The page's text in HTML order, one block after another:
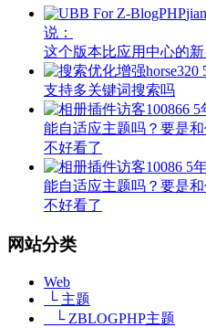
说：
这个版本比应用中心的新
horse320
支持多关键词搜索吗
访客100866 5
能自适应主题吗？要是
不好看了
访客10086 5
能自适应主题吗？要是
不好看了
网站分类
Web
└ 主题
└ ZBLOGPHP主题